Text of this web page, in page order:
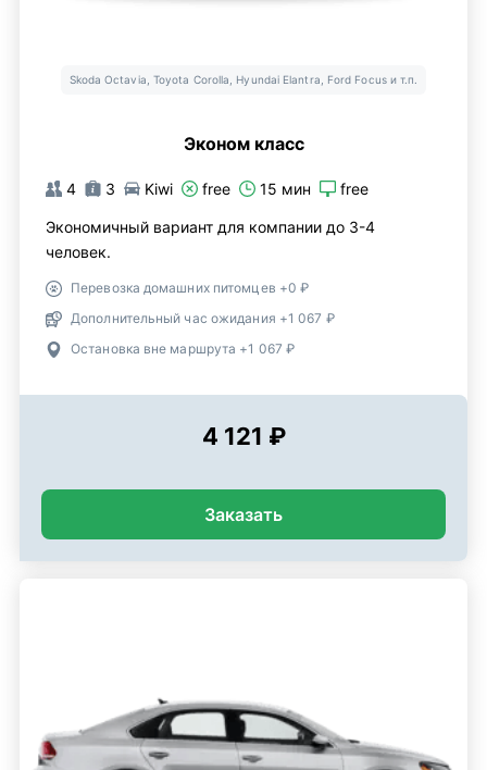
Skoda Octavia, Toyota Corolla, Hyundai Elantra, Ford Focus и т.п.
Эконом класс
4 3 Kiwi free 15 мин free
Экономичный вариант для компании до 3-4
человек.
Перевозка домашних питомцев +0 ₽
Дополнительный час ожидания +1 067 ₽
Остановка вне маршрута +1 067 ₽
4 121 ₽
Заказать